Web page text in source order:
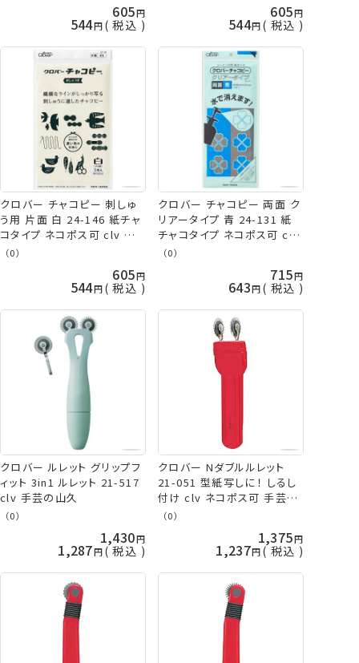
605
544 税込
605
544 税込
クロバー チャコピー 刺しゅ
う用 片面 白 24-146 紙チャ
コタイプ ネコポス可 clv 手
芸の山久
（0）
605
544 税込
クロバー チャコピー 両面 ク
リアータイプ 青 24-131 紙
チャコタイプ ネコポス可 clv
手芸の山久
（0）
715
643 税込
クロバー ルレット グリップフ
ィット 3in1 ルレット 21-517
clv 手芸の山久
（0）
1,430
1,287 税込
クロバー Nダブルルレット
21-051 型紙写しに！ しるし
付け clv ネコポス可 手芸の
山久
（0）
1,375
1,237 税込